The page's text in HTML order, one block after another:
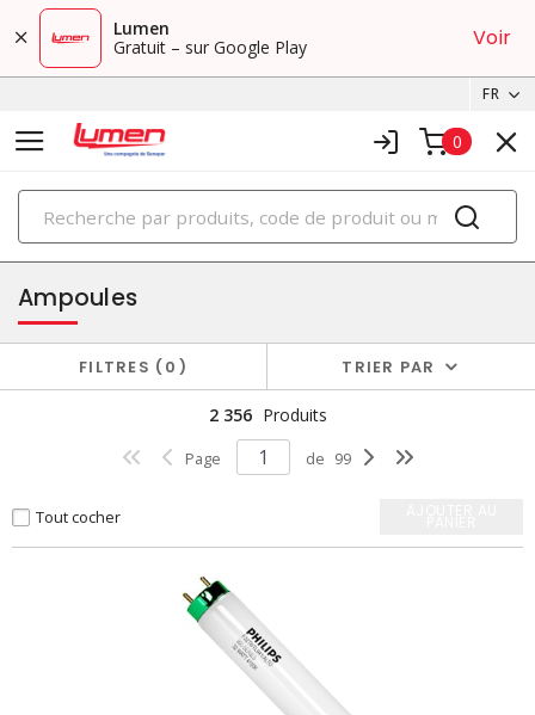
Lumen
Gratuit – sur Google Play
Voir
FR
0
PRODUITS
éclairage
Ampoules
FILTRES 0 TRIER PAR
2 356 Produits
Page de 99
Tout cocher